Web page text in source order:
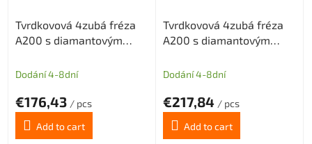
Tvrdkovová 4zubá fréza
A200 s diamantovým
průměr 10 (dlouhá stopka)
Dodání 4-8dní
€176,43 / pcs
Add to cart
Tvrdkovová 4zubá fréza
A200 s diamantovým
průměr 12 (dlouhá stopka)
Dodání 4-8dní
€217,84 / pcs
Add to cart